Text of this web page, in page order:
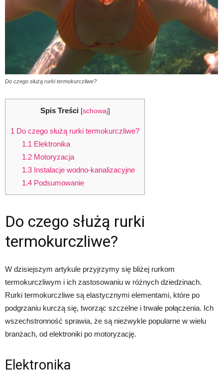
Do czego służą rurki termokurczliwe?
Spis Treści [schowaj]
1 Do czego służą rurki termokurczliwe?
1.1 Elektronika
1.2Motoryzacja
1.3Instalacje wodno-kanalizacyjne
1.4Podsumowanie
Do czego służą rurki
termokurczliwe?
W dzisiejszym artykule przyjrzymy się bliżej rurkom
termokurczliwym i ich zastosowaniu w różnych dziedzinach.
Rurki termokurczliwe są elastycznymi elementami, które po
podgrzaniu kurczą się, tworząc szczelne i trwałe połączenia. Ich
wszechstronność sprawia, że są niezwykle popularne w wielu
branżach, od elektroniki po motoryzację.
Elektronika